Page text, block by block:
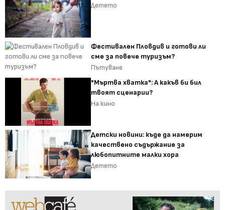
Детето
Фестивален Пловдив и готови ли
сме за повече туризъм?
Пътуване
"Мъртва хватка": А какъв би бил
твоят сценарии?
На кино
Детски новини: къде да намерим
качествено съдържание за
любопитните малки хора
Детето